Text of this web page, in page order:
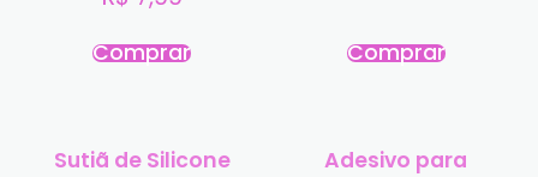
Comprar Comprar
Sutiã de Silicone
Adesivo para